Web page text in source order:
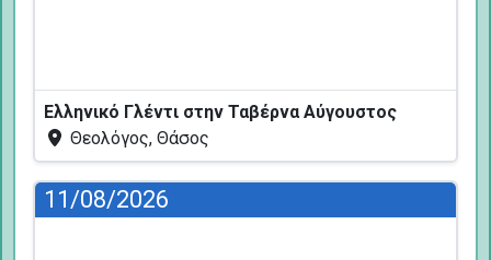
Ελληνικό Γλέντι στην Ταβέρνα Αύγουστος
Θεολόγος, Θάσος
11/08/2026